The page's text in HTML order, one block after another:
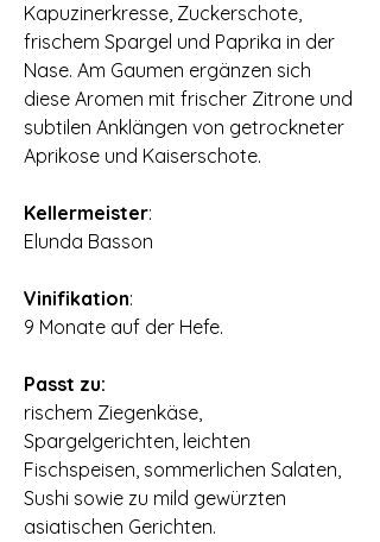
Kapuzinerkresse‚ Zuckerschote‚
frischem Spargel und Paprika in der
Nase. Am Gaumen ergänzen sich
diese Aromen mit frischer Zitrone und
subtilen Anklängen von getrockneter
Aprikose und Kaiserschote.
Kellermeister:
​Elunda Basson
Vinifikation:
9 Monate auf der Hefe.
Passt zu:
rischem Ziegenkäse,
Spargelgerichten, leichten
Fischspeisen, sommerlichen Salaten,
Sushi sowie zu mild gewürzten
asiatischen Gerichten.